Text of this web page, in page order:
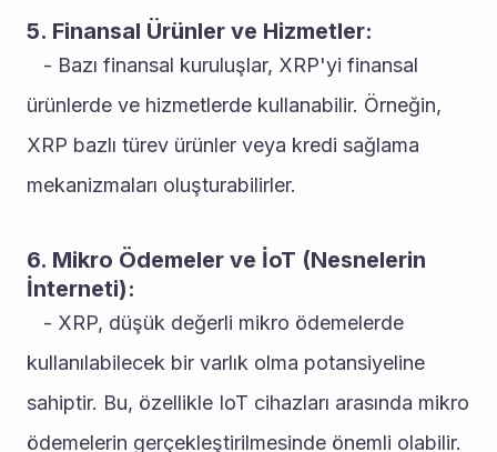
5. Finansal Ürünler ve Hizmetler:
ürünlerde ve hizmetlerde kullanabilir. Örneğin,
XRP bazlı türev ürünler veya kredi sağlama
mekanizmaları oluşturabilirler.
6. Mikro Ödemeler ve İoT (Nesnelerin
İnterneti):
kullanılabilecek bir varlık olma potansiyeline
sahiptir. Bu, özellikle IoT cihazları arasında mikro
ödemelerin gerçekleştirilmesinde önemli olabilir.